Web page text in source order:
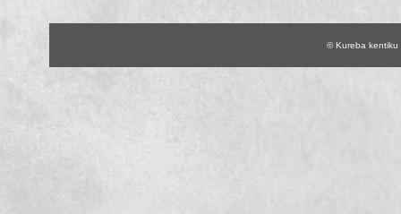
© Kureba kentiku